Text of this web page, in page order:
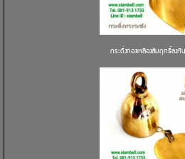
กระดิ่งทองเหลืองสัมฤทธิ์ลงหิ